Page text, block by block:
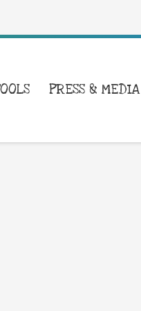
PRESS & MEDIA